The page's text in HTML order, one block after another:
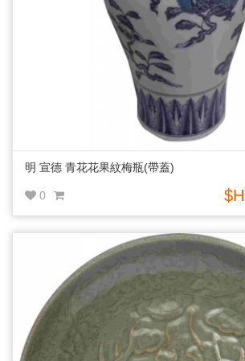
明 宣德 青花花果紋梅瓶(帶蓋)
0